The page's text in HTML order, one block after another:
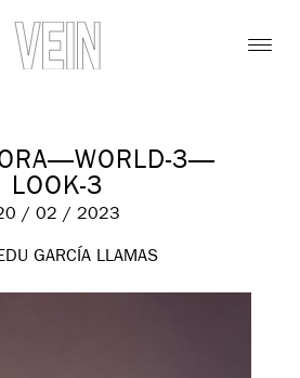
3—
LOOK-3
/ 02 / 2023
GARCÍA LLAMAS